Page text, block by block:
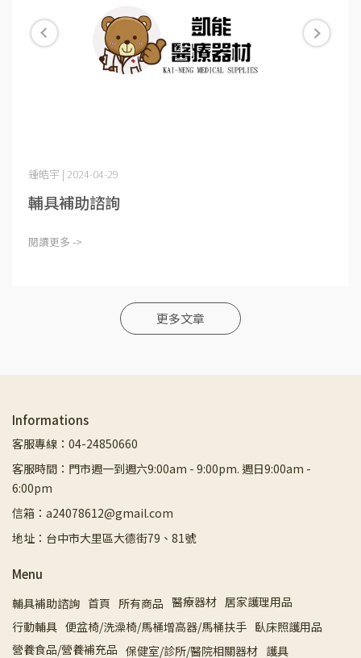
鍾皓宇 | 2024-04-29
輔具補助諮詢
閱讀更多 ->
更多文章
Informations
客服專線：04-24850660
客服時間：門市週一到週六9:00am - 9:00pm. 週日9:00am -
6:00pm
信箱：a24078612@gmail.com
地址：台中市大里區大德街79、81號
Menu
輔具補助諮詢 首頁 所有商品 醫療器材 居家護理用品
行動輔具 便盆椅/洗澡椅/馬桶增高器/馬桶扶手 臥床照護用品
營養食品/營養補充品 保健室/診所/醫院相關器材 護具